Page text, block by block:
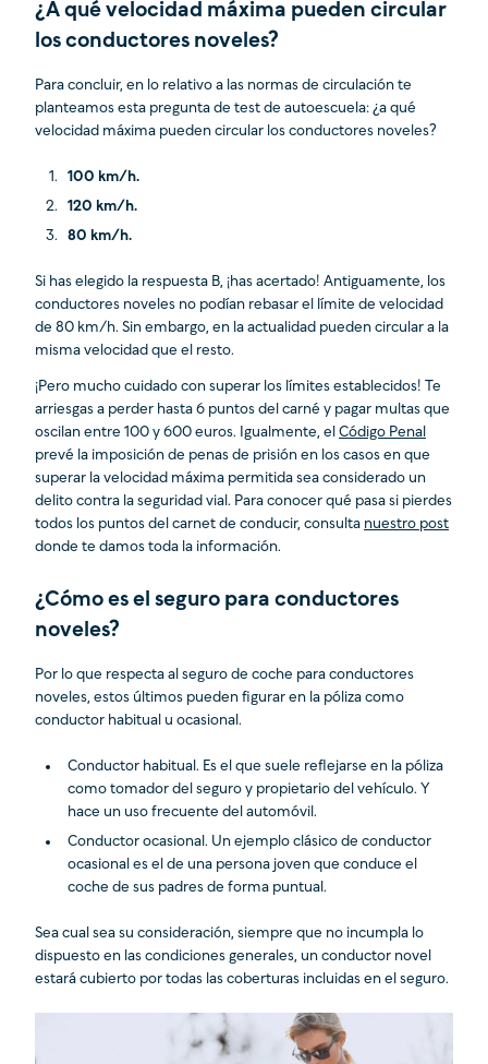
¿A qué velocidad máxima pueden circular
los conductores noveles?
Para concluir, en lo relativo a las normas de circulación te
planteamos esta pregunta de test de autoescuela: ¿a qué
velocidad máxima pueden circular los conductores noveles?
100 km/h.
120 km/h.
80 km/h.
Si has elegido la respuesta B, ¡has acertado! Antiguamente, los
conductores noveles no podían rebasar el límite de velocidad
de 80 km/h. Sin embargo, en la actualidad pueden circular a la
misma velocidad que el resto.
¡Pero mucho cuidado con superar los límites establecidos! Te
arriesgas a perder hasta 6 puntos del carné y pagar multas que
oscilan entre 100 y 600 euros. Igualmente, el Código Penal
prevé la imposición de penas de prisión en los casos en que
superar la velocidad máxima permitida sea considerado un
delito contra la seguridad vial. Para conocer qué pasa si pierdes
todos los puntos del carnet de conducir, consulta nuestro post
donde te damos toda la información.
¿Cómo es el seguro para conductores
noveles?
Por lo que respecta al seguro de coche para conductores
noveles, estos últimos pueden figurar en la póliza como
conductor habitual u ocasional.
Conductor habitual. Es el que suele reflejarse en la póliza
como tomador del seguro y propietario del vehículo. Y
hace un uso frecuente del automóvil.
Conductor ocasional. Un ejemplo clásico de conductor
ocasional es el de una persona joven que conduce el
coche de sus padres de forma puntual.
Sea cual sea su consideración, siempre que no incumpla lo
dispuesto en las condiciones generales, un conductor novel
estará cubierto por todas las coberturas incluidas en el seguro.